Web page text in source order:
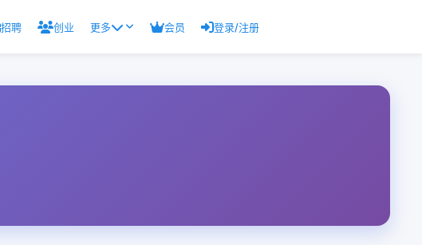
招聘 创业 更多 会员 登录/注册